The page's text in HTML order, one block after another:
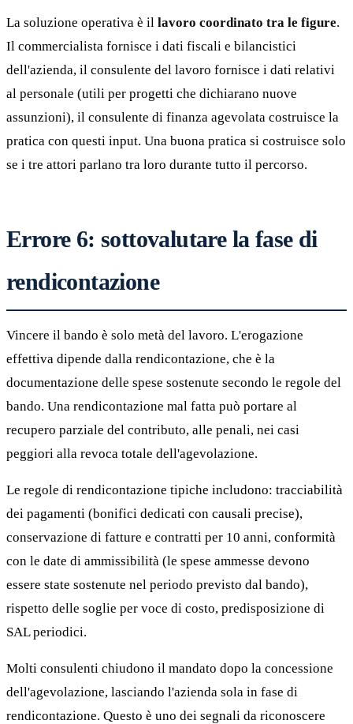
La soluzione operativa è il lavoro coordinato tra le figure.
Il commercialista fornisce i dati fiscali e bilancistici
dell'azienda, il consulente del lavoro fornisce i dati relativi
al personale (utili per progetti che dichiarano nuove
assunzioni), il consulente di finanza agevolata costruisce la
pratica con questi input. Una buona pratica si costruisce solo
se i tre attori parlano tra loro durante tutto il percorso.
Errore 6: sottovalutare la fase di
rendicontazione
Vincere il bando è solo metà del lavoro. L'erogazione
effettiva dipende dalla rendicontazione, che è la
documentazione delle spese sostenute secondo le regole del
bando. Una rendicontazione mal fatta può portare al
recupero parziale del contributo, alle penali, nei casi
peggiori alla revoca totale dell'agevolazione.
Le regole di rendicontazione tipiche includono: tracciabilità
dei pagamenti (bonifici dedicati con causali precise),
conservazione di fatture e contratti per 10 anni, conformità
con le date di ammissibilità (le spese ammesse devono
essere state sostenute nel periodo previsto dal bando),
rispetto delle soglie per voce di costo, predisposizione di
SAL periodici.
Molti consulenti chiudono il mandato dopo la concessione
dell'agevolazione, lasciando l'azienda sola in fase di
rendicontazione. Questo è uno dei segnali da riconoscere